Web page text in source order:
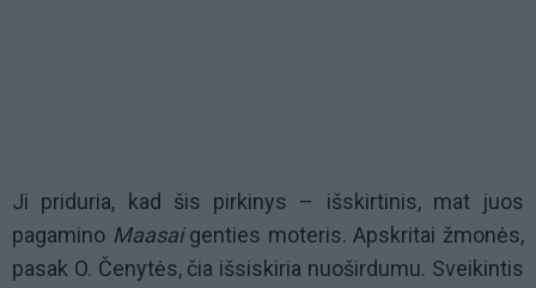
Ji priduria, kad šis pirkinys – išskirtinis, mat juos
pagamino Maasaigenties moteris. Apskritai žmonės,
pasak O. Čenytės, čia išsiskiria nuoširdumu. Sveikintis